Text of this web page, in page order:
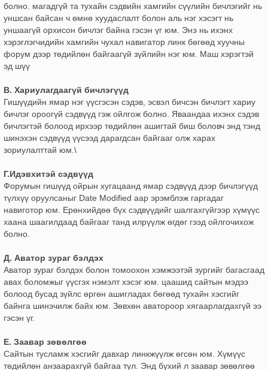
болно. магадгүй та тухайн сэдвийн хамгийн сүүлийн бичлэгийг нь
уншсан байсан ч өмнө хуудаслалт болон аль нэг хэсэгт нь
уншаагүй орхисон бичлэг байна гэсэн үг юм. Энэ нь ихэнх
хэрэглэгчидийн хамгийн чухал навигатор линк бөгөөд хуучны
форум дээр төдийлөн байгаагүй зүйлийн нэг юм. Маш хэрэгтэй
эд шүү
В. Хариулагдаагүй бичлэгүүд
Гишүүдийн ямар нэг үүсгэсэн сэдэв, эсвэл бичсэн бичлэгт хариу
бичлэг ороогүй сэдвүүд гэж ойлгож болно. Яваандаа ихэнх сэдэв
бичлэгтэй болоод ирхээр төдийлөн ашигтай биш боловч энд тэнд
шинэхэн сэдвүүд үүсээд дарагдсан байгааг олж харах
зориулалттай юм.\
Г.Идэвхитэй сэдвүүд
Форумын гишүүд ойрын хугацаанд ямар сэдвүүд дээр бичлэгүүд
түлхүү оруулсаныг Date Modified аар эрэмблэж гаргадаг
навиготор юм. Ерөнхийдөө бүх сэдвүүдийг шалгахгүйгээр хүмүүс
хаана шаагилдаад байгааг танд илрүүлж өгдөг гээд ойлгочихож
болно.
Д. Аватор зураг бэлдэх
Аватор зураг бэлдэх болон томоохон хэмжээтэй зургийг багасгаад
авах боломжыг үүсгэх нэмэлт хэсэг юм. цаашид сайтын мэдээ
болоод бусад зүйлс өргөн ашигладах бөгөөд тухайн хэсгийг
байнга шинэчилж байх юм. Зөвхөн аватороор хягаарлагдахгүй ээ
гэсэн үг.
Е. Заавар зөвөлгөө
Сайтын тусламж хэсгийг давхар линкжүүлж өгсөн юм. Хүмүүс
төдийлөн анзаарахгүй байгаа тул. Энд бүхий л заавар зөвөлгөө